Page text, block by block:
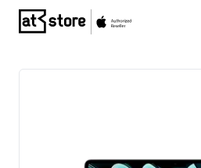
Posjetite početnu stranicu AT Store